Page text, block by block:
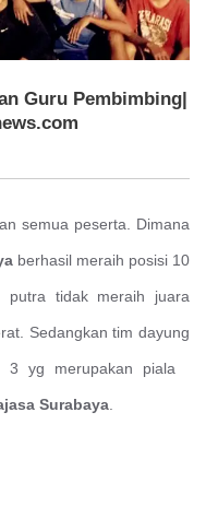
Guru Pembimbing|
semua peserta. Dimana
berhasil meraih posisi 10
putra tidak meraih juara
Sedangkan tim dayung
3 yg merupakan piala
Surabaya